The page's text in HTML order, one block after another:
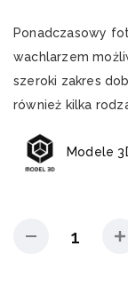
Ponadczasowy
wachlarzem
szeroki zakres
również kilka
Modele